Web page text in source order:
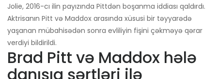
Jolie, 2016-cı ilin payızında Pittdən boşanma iddiası qaldırdı.
Aktrisanın Pitt və Maddox arasında xüsusi bir təyyarədə
yaşanan mübahisədən sonra evliliyin fişini çəkməyə qərar
verdiyi bildirildi.
Brad Pitt və Maddox hələ
danışıq şərtləri ilə